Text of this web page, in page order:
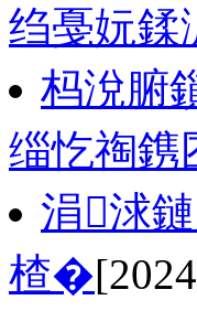
绉戞妧鍒
杩涗腑
缁忔祹
涓浗
楂�